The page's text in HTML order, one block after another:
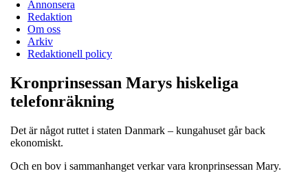
Annonsera
Redaktion
Om oss
Arkiv
Redaktionell policy
Kronprinsessan Marys hiskeliga
telefonräkning
Det är något ruttet i staten Danmark – kungahuset går back
ekonomiskt.
Och en bov i sammanhanget verkar vara kronprinsessan Mary.